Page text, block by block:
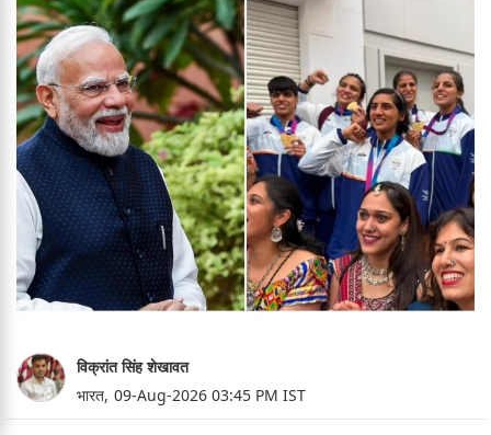
विक्रांत सिंह शेखावत
भारत, 09-Aug-2026 03:45 PM IST